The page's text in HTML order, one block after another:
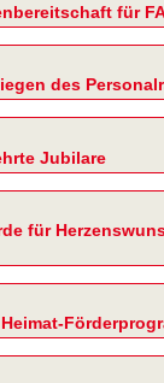
für
des
Jubilare
für